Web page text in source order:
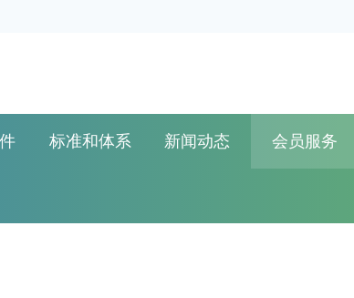
标准和体系 新闻动态 会员服务